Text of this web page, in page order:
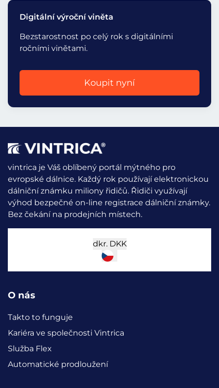
Digitální výroční viněta
Bezstarostnost po celý rok s digitálními
ročními vinětami.
Koupit nyní
vintrica je Váš oblíbený portál mýtného pro
evropské dálnice. Každý rok používají elektronickou
dálniční známku miliony řidičů. Řidiči využívají
výhod bezpečné on-line registrace dálniční známky.
Bez čekání na prodejních místech.
dkr. DKK
O nás
Takto to funguje
Kariéra ve společnosti Vintrica
Služba Flex
Automatické prodloužení